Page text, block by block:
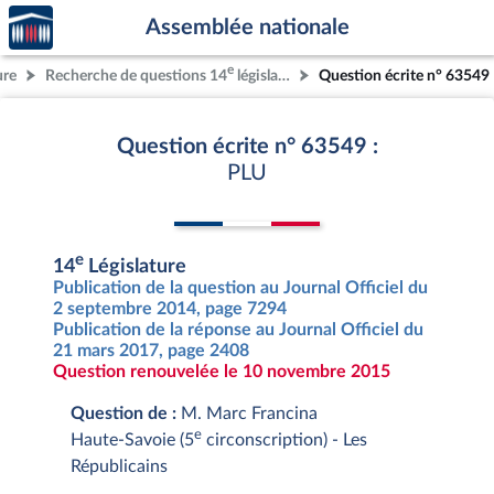
Aller au contenu
Aller en bas de la page
Accèder
à la
page
d'accueil
Assemblée nationale
Recherche de questions 14e législature Question écrite n° 63549
Question écrite n° 63549 :
PLU
14e Législature
Publication de la question au Journal Officiel du
2 septembre 2014, page 7294
Publication de la réponse au Journal Officiel du
21 mars 2017, page 2408
Question renouvelée le 10 novembre 2015
Question de : M. Marc Francina
Haute-Savoie (5e circonscription) - Les
Républicains